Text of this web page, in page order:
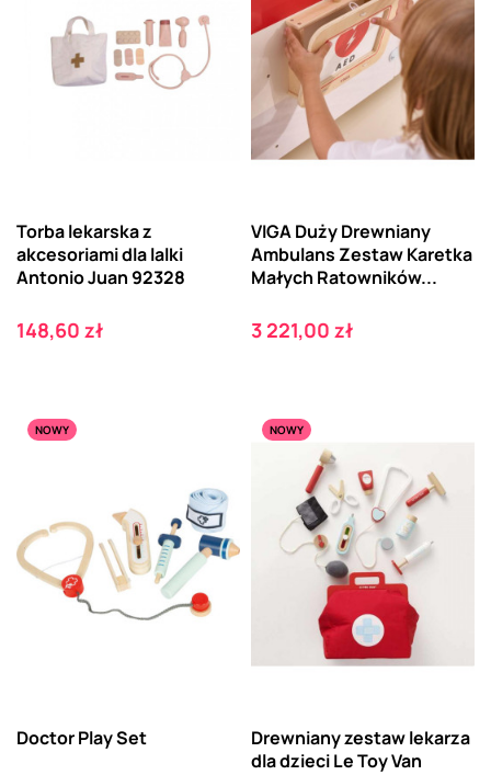
Torba lekarska z
akcesoriami dla lalki
Antonio Juan 92328
Cena
148,60 zł
VIGA Duży Drewniany
Ambulans Zestaw Karetka
Małych Ratowników...
Cena
3 221,00 zł
NOWY
Doctor Play Set
NOWY
Drewniany zestaw lekarza
dla dzieci Le Toy Van